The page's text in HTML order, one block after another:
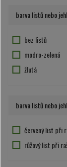
hnědo-bílý květ
květ nevýrazný
modro-fialový květ
purpurová
růžový květ
temně růžová
zelená
barva listů nebo
bez listů
modro-zelená
žlutá
barva listů nebo
červený list při
růžový list při